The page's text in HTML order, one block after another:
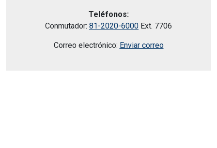
Teléfonos:
Conmutador: 81-2020-6000 Ext. 7706
Correo electrónico: Enviar correo